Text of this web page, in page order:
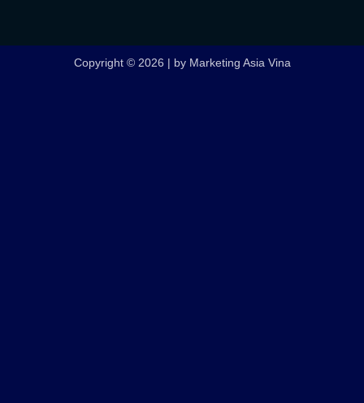
Copyright © 2026 | by Marketing Asia Vina